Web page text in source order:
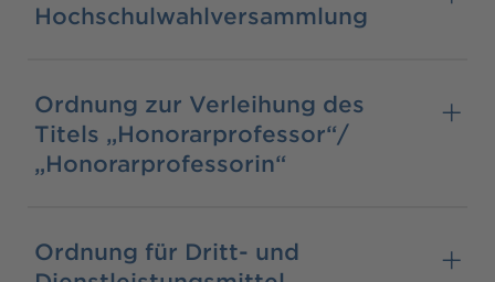
Hochschulwahlversammlung
Ordnung zur Verleihung des
Titels „Honorarprofessor“/
„Honorarprofessorin“
Ordnung für Dritt- und